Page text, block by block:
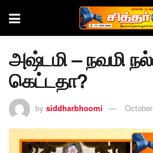
அஷ்டமி – நவமி
கெட்டதா?
by siddharbhoomi